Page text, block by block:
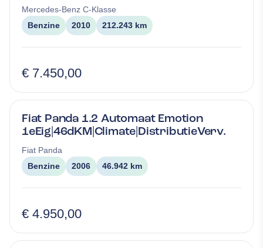
Mercedes-Benz C-Klasse
Benzine
2010 212.243 km
€ 7.450,00
Fiat Panda 1.2 Automaat Emotion
1eEig|46dKM|Climate|DistributieVerv.
Fiat Panda
Benzine
2006 46.942 km
€ 4.950,00